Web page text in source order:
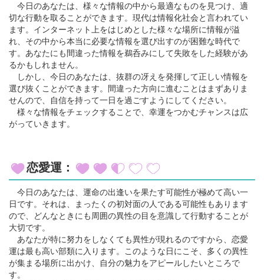
今日のあなたは、様々な情報の中から最適なものを見つけ、適
切な行動を取ることができます。現代は情報化社会と言われてい
ます。インターネット上をはじめとした様々な場所に情報が溢
れ、その中から本当に必要な情報を選び出すのが困難な時代で
す。あなたにも間違った情報を鵜呑みにして失敗をした経験があ
るかもしれません。
しかし、今日のあなたは、抜群の冴えを発揮して正しい情報を
選び抜くことができます。間違った方向に進むことはまずありま
せんので、自信を持って一日を過ごすようにしてください。
様々な情報をチェックすることで、幸運をつかむチャンスは広
がっていきます。
恋愛運：
今日のあなたは、運命の出逢いを果たす可能性が極めて高い一
日です。それは、まったくの初対面の人である可能性もあります
ので、どんなときにも周囲の異性の目を意識して行動することが
大切です。
あなたが特に努力をしなくても異性が現れるのですから、恋愛
運は最も高い部類に入ります。このような日にこそ、多くの異性
が集まる場所に出かけ、自分の魅力をアピールしたいところで
す。